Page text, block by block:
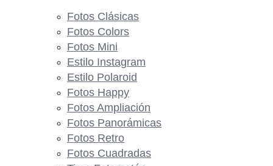
Fotos Clásicas
Fotos Colors
Fotos Mini
Estilo Instagram
Estilo Polaroid
Fotos Happy
Fotos Ampliación
Fotos Panorámicas
Fotos Retro
Fotos Cuadradas